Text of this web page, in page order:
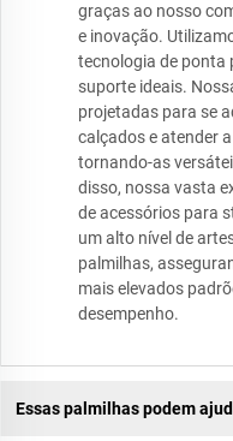
graças ao nosso
e inovação.
tecnologia de
suporte ideais.
projetadas para se
calçados e atender
tornando-as
disso, nossa vasta
de acessórios para
um alto nível de
palmilhas,
mais elevados
desempenho.
Essas palmilhas podem